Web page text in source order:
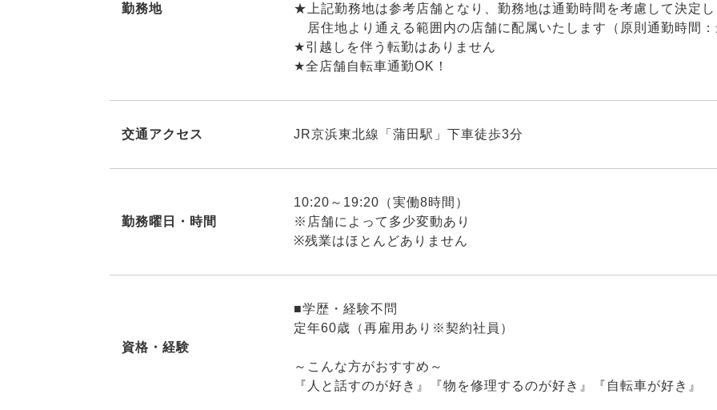
勤務地
★上記勤務地は参考店舗となり、勤務地は通勤時間を考慮して決定
居住地より通える範囲内の店舗に配属いたします（原則通勤時間
★引越しを伴う転勤はありません
★全店舗自転車通勤OK！
交通アクセス JR京浜東北線「蒲田駅」下車徒歩3分
勤務曜日・時間
10:20～19:20（実働8時間）
※店舗によって多少変動あり
※残業はほとんどありません
資格・経験
■学歴・経験不問
定年60歳（再雇用あり※契約社員）
～こんな方がおすすめ～
『人と話すのが好き』『物を修理するのが好き』『自転車が好き』